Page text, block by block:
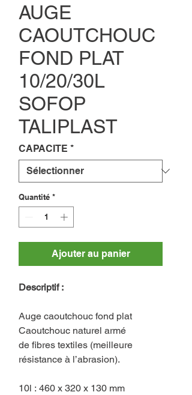
AUGE
CAOUTCHOUC
FOND PLAT
10/20/30L
SOFOP
TALIPLAST
CAPACITE *
Quantité *
Ajouter au panier
Descriptif :
Auge caoutchouc fond plat
Caoutchouc naturel armé
de fibres textiles (meilleure
résistance à l’abrasion).
10l : 460 x 320 x 130 mm